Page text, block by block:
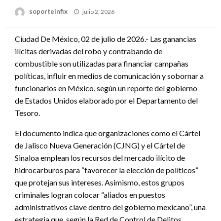
soporteinfix
Publicado
julio 2, 2026
Ciudad De México, 02 de julio de 2026.- Las ganancias
ilícitas derivadas del robo y contrabando de
combustible son utilizadas para financiar campañas
políticas, influir en medios de comunicación y sobornar a
funcionarios en México, según un reporte del gobierno
de Estados Unidos elaborado por el Departamento del
Tesoro.
El documento indica que organizaciones como el Cártel
de Jalisco Nueva Generación (CJNG) y el Cártel de
Sinaloa emplean los recursos del mercado ilícito de
hidrocarburos para “favorecer la elección de políticos”
que protejan sus intereses. Asimismo, estos grupos
criminales logran colocar “aliados en puestos
administrativos clave dentro del gobierno mexicano”, una
estrategia que, según la Red de Control de Delitos